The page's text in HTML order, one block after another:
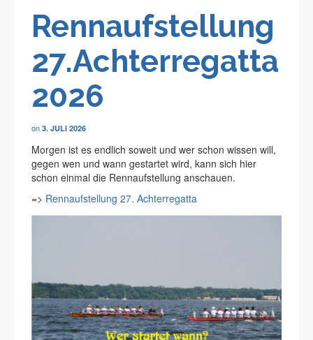
Rennaufstellung
27.Achterregatta
2026
on 3. JULI 2026
Morgen ist es endlich soweit und wer schon wissen will,
gegen wen und wann gestartet wird, kann sich hier
schon einmal die Rennaufstellung anschauen.
=> Rennaufstellung 27. Achterregatta